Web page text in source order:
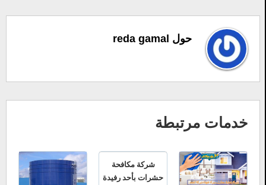
حول reda gamal
خدمات مرتبطة
شركة مكافحة
حشرات بأحد رفيدة